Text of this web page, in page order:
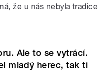
že u nás nebyla tradice
Ale to se vytrácí.
mladý herec, tak ti